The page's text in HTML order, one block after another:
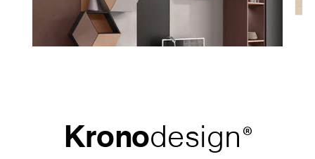
Kronodesign ®